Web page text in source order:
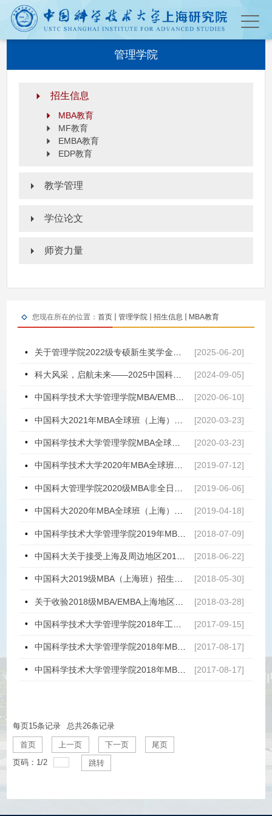
管理学院
招生信息
MBA教育
MF教育
EMBA教育
EDP教育
教学管理
学位论文
师资力量
您现在所在的位置：首页 管理学院 招生信息 MBA教育
[2025-06-20]
[2024-09-05]
中国科学技术大学管理学院MBA/EMBA项目应邀参加中国商学院2021 MBA/EMBA项目招生巡展江浙沪院校专场 [2020-06-10]
[2020-03-23]
[2020-03-23]
中国科学技术大学2020年MBA全球班第二批提前面试名单（上海地区）公示 [2019-07-12]
[2019-06-06]
[2019-04-18]
[2018-07-09]
[2018-06-22]
中国科大2019级MBA（上海班）招生宣讲会 [2018-05-30]
[2018-03-28]
[2017-09-15]
中国科学技术大学管理学院2018年MBA/EMBA招生提前面试通知 [2017-08-17]
[2017-08-17]
每页15条记录 总共26条记录
首页 上一页 下一页
尾页
页码： 1/2 跳转